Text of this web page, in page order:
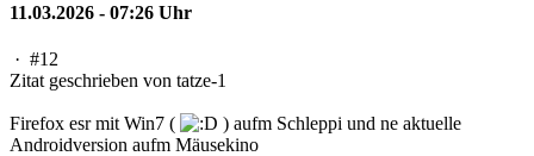
11.03.2026 - 07:26 Uhr
· #12
Zitat geschrieben von tatze-1
Firefox esr mit Win7 (
) aufm Schleppi und ne aktuelle
Androidversion aufm Mäusekino